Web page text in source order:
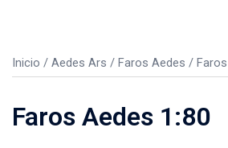
Inicio / Aedes Ars / Faros Aedes /
Faros Aedes 1:80